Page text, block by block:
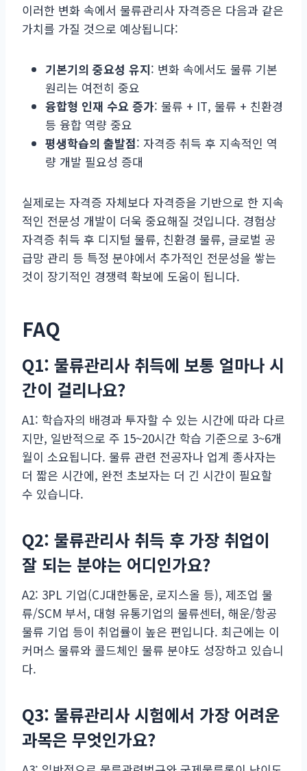
이러한 변화 속에서 물류관리사 자격증은 다음과 같은
가치를 가질 것으로 예상됩니다:
기본기의 중요성 유지: 변화 속에서도 물류 기본
원리는 여전히 중요
융합형 인재 수요 증가: 물류 + IT, 물류 + 친환경
등 융합 역량 중요
평생학습의 출발점: 자격증 취득 후 지속적인 역
량 개발 필요성 증대
실제로는 자격증 자체보다 자격증을 기반으로 한 지속
적인 전문성 개발이 더욱 중요해질 것입니다. 경험상
자격증 취득 후 디지털 물류, 친환경 물류, 글로벌 공
급망 관리 등 특정 분야에서 추가적인 전문성을 쌓는
것이 장기적인 경쟁력 확보에 도움이 됩니다.
FAQ
Q1: 물류관리사 취득에 보통 얼마나 시
간이 걸리나요?
A1: 학습자의 배경과 투자할 수 있는 시간에 따라 다르
지만, 일반적으로 주 15~20시간 학습 기준으로 3~6개
월이 소요됩니다. 물류 관련 전공자나 업계 종사자는
더 짧은 시간에, 완전 초보자는 더 긴 시간이 필요할
수 있습니다.
Q2: 물류관리사 취득 후 가장 취업이
잘 되는 분야는 어디인가요?
A2: 3PL 기업(CJ대한통운, 로지스올 등), 제조업 물
류/SCM 부서, 대형 유통기업의 물류센터, 해운/항공
물류 기업 등이 취업률이 높은 편입니다. 최근에는 이
커머스 물류와 콜드체인 물류 분야도 성장하고 있습니
다.
Q3: 물류관리사 시험에서 가장 어려운
과목은 무엇인가요?